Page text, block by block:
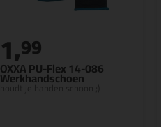
OXXA PU-Flex 14-086
Werkhandschoen
houdt je handen schoon ;)
1,99